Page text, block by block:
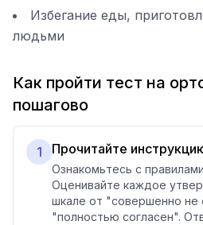
Избегание еды,
людьми
Как пройти тест на
пошагово
1 Прочитайте
Ознакомьтесь с
Оценивайте каждое
шкале от "совершенно не
"полностью согласен".